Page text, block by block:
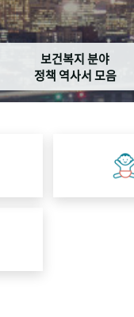
보건복지 분야
정책 역사서 모음